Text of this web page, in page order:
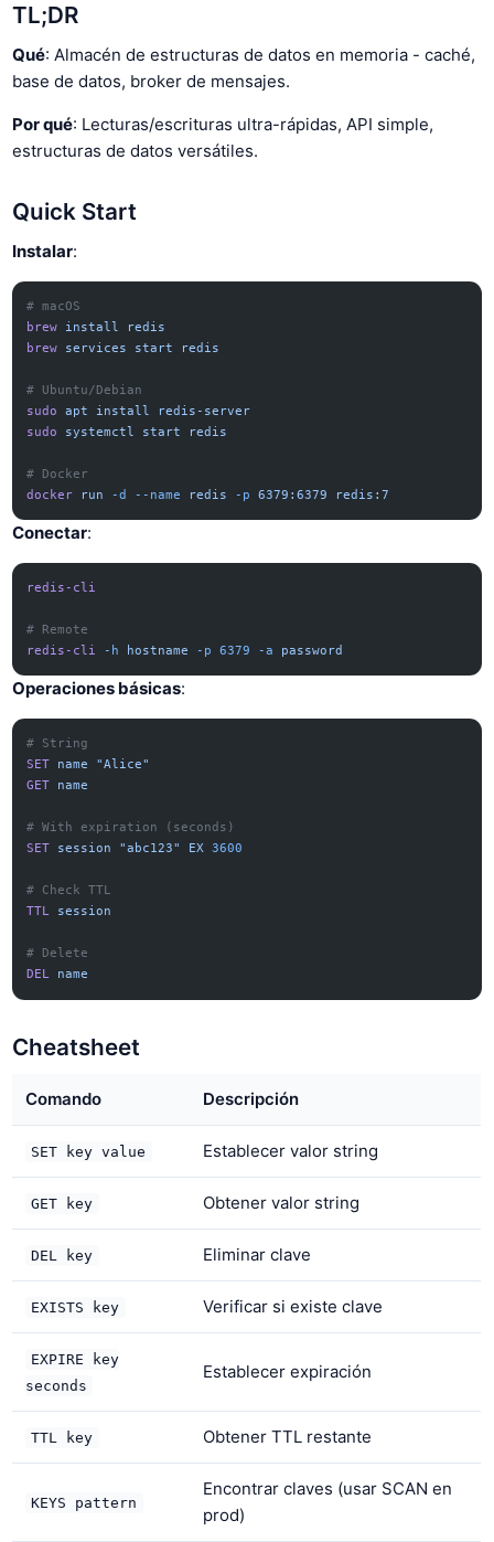
TL;DR
Qué: Almacén de estructuras de datos en memoria - caché,
base de datos, broker de mensajes.
Por qué: Lecturas/escrituras ultra-rápidas, API simple,
estructuras de datos versátiles.
Quick Start
Instalar:
# macOS
brew install
redis
brew services start redis
# Ubuntu/Debian
sudo
apt install
redis-server
sudo
systemctl start redis
# Docker
docker run -d --name redis -p 6379:6379 redis:7
Conectar:
redis-cli
# Remote
redis-cli
-h hostname -p 6379 -a password
Operaciones básicas:
# String
SET name
"Alice"
GET name
# With expiration (seconds)
SET session "abc123" EX 3600
# Check TTL
TTL session
# Delete
DEL name
Cheatsheet
Comando Descripción
SET key value Establecer valor string
GET key Obtener valor string
DEL key Eliminar clave
EXISTS key Verificar si existe clave
EXPIRE key
seconds
Establecer expiración
TTL key Obtener TTL restante
KEYS pattern
Encontrar claves (usar SCAN en
prod)